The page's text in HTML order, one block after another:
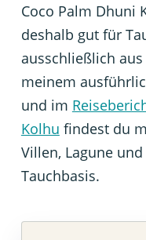
Coco Palm Dhuni
deshalb gut für
ausschließlich
meinem
und im
Kolhu findest du
Villen, Lagune
Tauchbasis.